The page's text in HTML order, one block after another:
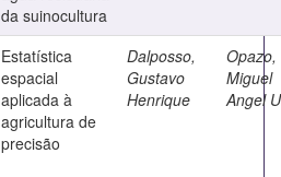
da suinocultura
Estatística
espacial
aplicada à
agricultura de
precisão
Dalposso,
Gustavo
Henrique
Opazo,
Miguel
Angel